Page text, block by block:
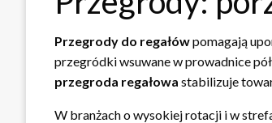
Przegrody do regałówpomagają
przegródki wsuwane w prowadnice
przegroda regałowa stabilizuje
W branżach o wysokiej rotacji i w